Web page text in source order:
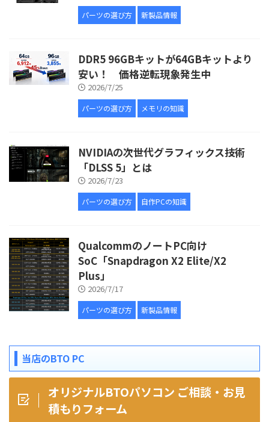
パーツの選び方 新製品情報
DDR5 96GBキットが64GBキットより
安い！ 価格逆転現象発生中
2026/7/25
パーツの選び方 メモリの知識
NVIDIAの次世代グラフィックス技術
「DLSS 5」とは
2026/7/23
パーツの選び方 自作PCの知識
QualcommのノートPC向け
SoC「Snapdragon X2 Elite/X2
Plus」
2026/7/17
パーツの選び方 新製品情報
当店のBTO PC
オリジナルBTOパソコン ご相談・お見
積もりフォーム